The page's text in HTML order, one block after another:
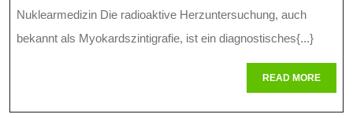
Der
Radioaktiven
Nuklearmedizin Die radioaktive Herzuntersuchung, auch
bekannt als Myokardszintigrafie, ist ein diagnostisches{...}
READ MOREREAD
MORE